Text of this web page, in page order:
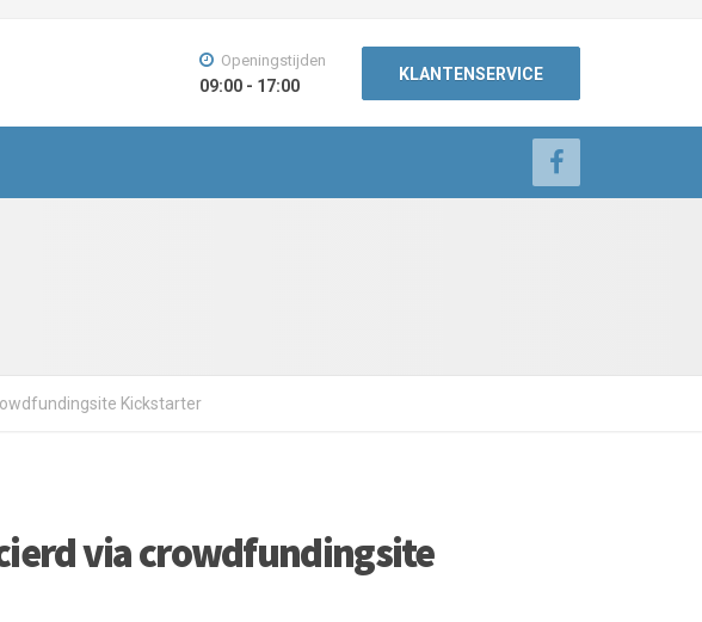
Openingstijden
09:00 - 17:00
KLANTENSERVICE
Kickstarter
via crowdfundingsite